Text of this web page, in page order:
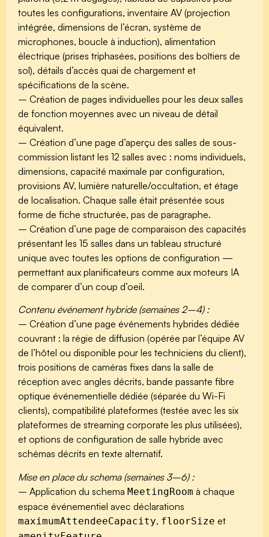
toutes les configurations, inventaire AV (projection
intégrée, dimensions de l’écran, système de
microphones, boucle à induction), alimentation
électrique (prises triphasées, positions des boîtiers de
sol), détails d’accès quai de chargement et
spécifications de la scène.
– Création de pages individuelles pour les deux salles
de fonction moyennes avec un niveau de détail
équivalent.
– Création d’une page d’aperçu des salles de sous-
commission listant les 12 salles avec : noms individuels,
dimensions, capacité maximale par configuration,
provisions AV, lumière naturelle/occultation, et étage
de localisation. Chaque salle était présentée sous
forme de fiche structurée, pas de paragraphe.
– Création d’une page de comparaison des capacités
présentant les 15 salles dans un tableau structuré
unique avec toutes les options de configuration —
permettant aux planificateurs comme aux moteurs IA
de comparer d’un coup d’oeil.
Contenu événement hybride (semaines 2–4) :
– Création d’une page événements hybrides dédiée
couvrant : la régie de diffusion (opérée par l’équipe AV
de l’hôtel ou disponible pour les techniciens du client),
trois positions de caméras fixes dans la salle de
réception avec angles décrits, bande passante fibre
optique événementielle dédiée (séparée du Wi-Fi
clients), compatibilité plateformes (testée avec les six
plateformes de streaming corporate les plus utilisées),
et options de configuration de salle hybride avec
schémas décrits en texte alternatif.
Mise en place du schema (semaines 3–6) :
– Application du schema MeetingRoom à chaque
espace événementiel avec déclarations
maximumAttendeeCapacity, floorSize et